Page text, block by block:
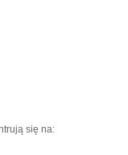
się na: